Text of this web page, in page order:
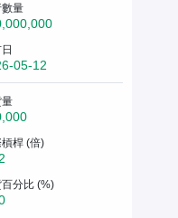
量
日
05-12
桿 (倍)
分比 (%)